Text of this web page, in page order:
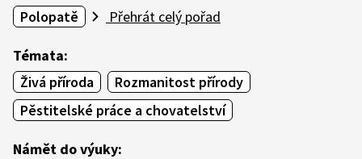
Polopatě
Přehrát celý pořad
Témata:
Živá příroda
Rozmanitost přírody
Pěstitelské práce a chovatelství
Námět do výuky: